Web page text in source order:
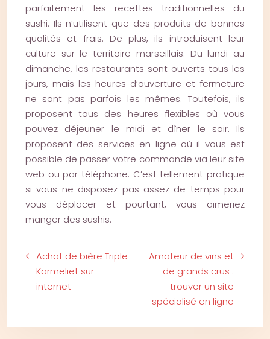
parfaitement les recettes traditionnelles du
sushi. Ils n’utilisent que des produits de bonnes
qualités et frais. De plus, ils introduisent leur
culture sur le territoire marseillais. Du lundi au
dimanche, les restaurants sont ouverts tous les
jours, mais les heures d’ouverture et fermeture
ne sont pas parfois les mêmes. Toutefois, ils
proposent tous des heures flexibles où vous
pouvez déjeuner le midi et dîner le soir. Ils
proposent des services en ligne où il vous est
possible de passer votre commande via leur site
web ou par téléphone. C’est tellement pratique
si vous ne disposez pas assez de temps pour
vous déplacer et pourtant, vous aimeriez
manger des sushis.
Achat de bière Triple
Karmeliet sur
internet
Amateur de vins et
de grands crus :
trouver un site
spécialisé en ligne